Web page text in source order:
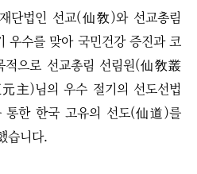
단법인 선교(仙敎)와 선교총림
우수를 맞아 국민건강 증진과 코
적으로 선교총림 선림원(仙敎叢
主)님의 우수 절기의 선도선법
통한 한국 고유의 선도(仙道)를
습니다.